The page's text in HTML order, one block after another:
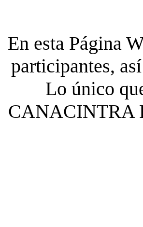
En esta Página
participantes,
Lo único
CANACINTRA